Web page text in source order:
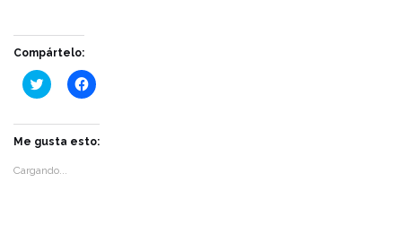
Compártelo:
Haz
clic
en
Twitter
abre
en
Haz
clic
en
Facebook
Me gusta esto:
Cargando...